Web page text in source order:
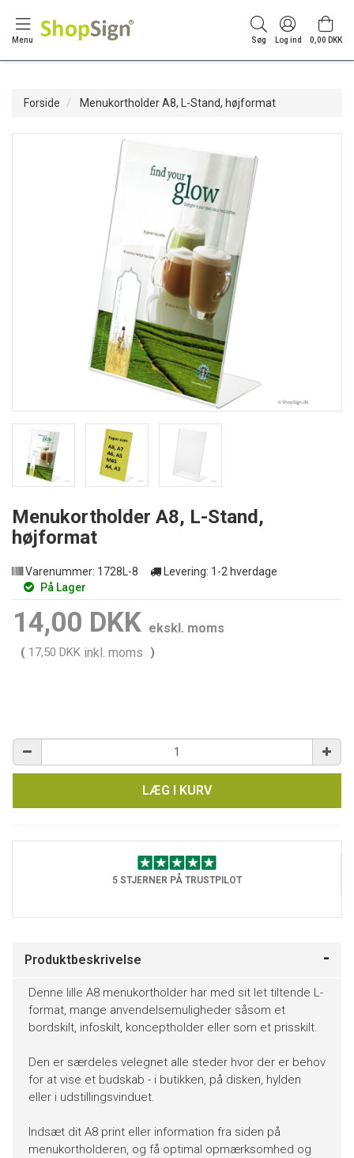
Menu Søg Log ind 0,00 DKK
Forside Menukortholder A8, L-Stand, højformat
Menukortholder A8, L-Stand,
højformat
Varenummer: 1728L-8 Levering: 1-2 hverdage
På Lager
14,00 DKK ekskl. moms
( 17,50 DKK inkl. moms )
LÆG I KURV
5 STJERNER PÅ TRUSTPILOT
Produktbeskrivelse
Denne lille A8 menukortholder har med sit let tiltende L-
format, mange anvendelsemuligheder såsom et
bordskilt, infoskilt, konceptholder eller som et prisskilt.
Den er særdeles velegnet alle steder hvor der er behov
for at vise et budskab - i butikken, på disken, hylden
eller i udstillingsvinduet.
Indsæt dit A8 print eller information fra siden på
menukortholderen, og få optimal opmærksomhed og